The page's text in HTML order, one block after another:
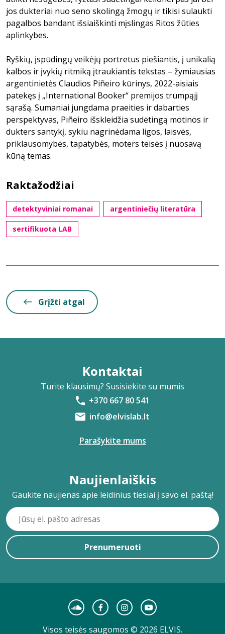
jos dukteriai nuo seno skolingą žmogų ir tikisi sulaukti
pagalbos bandant išsiaiškinti mįslingas Ritos žūties
aplinkybes.
Ryškių, įspūdingų veikėjų portretus piešiantis, į unikalią
kalbos ir įvykių ritmiką įtraukiantis tekstas – žymiausias
argentinietės Claudios Piñeiro kūrinys, 2022-aisiais
patekęs į „International Booker“ premijos trumpąjį
sąrašą. Sumaniai jungdama praeities ir dabarties
perspektyvas, Piñeiro išskleidžia sudėtingą motinos ir
dukters santykį, sykiu nagrinėdama ligos, laisvės,
priklausomybės, tapatybės, moters teisės į nuosavą
kūną temas.
Raktažodžiai
detektyviniai romanai argentiniečių literatūra
sertifikuota LAB
Grįžti atgal
Kontaktai
Turite klausimų? Susisiekite su mumis
+370 667 80 541
info@elvislab.lt
Parašykite mums
Naujienlaiškis
Gaukite naujienas apie leidinius tiesiai į savo el. paštą!
Prenumeruoti
Visos teisės saugomos © 2026 ELVIS.